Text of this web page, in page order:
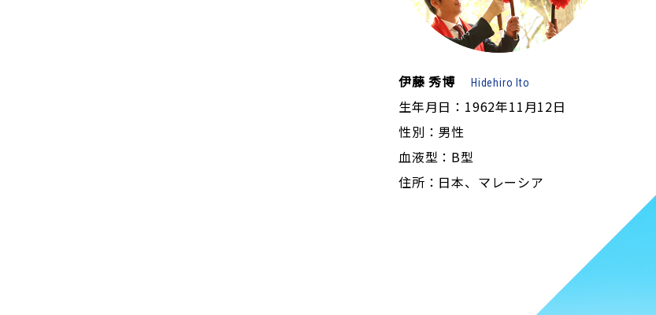
伊藤 秀博 Hidehiro Ito
生年月日：1962年11月12日
性別：男性
血液型：B型
住所：日本、マレーシア